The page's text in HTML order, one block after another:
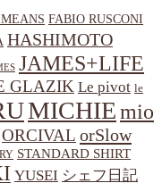
FABIO RUSCONI
HASHIMOTO
JAMES+LIFE
GLAZIK Le pivot le
MICHIEmio
ORCIVAL orSlow
STANDARD SHIRT
YUSEI シェフ日記